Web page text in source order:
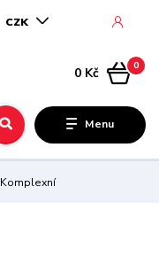
Menu
CZK
0
0 Kč
Komplexní